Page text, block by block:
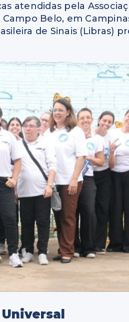
atendidas pela
Belo, em
de Sinais (Libras)